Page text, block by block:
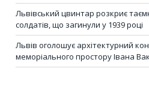
Львівський цвинтар розкриє
солдатів, що загинули у 1939 році
Львів оголошує архітектурний
меморіального простору Івана